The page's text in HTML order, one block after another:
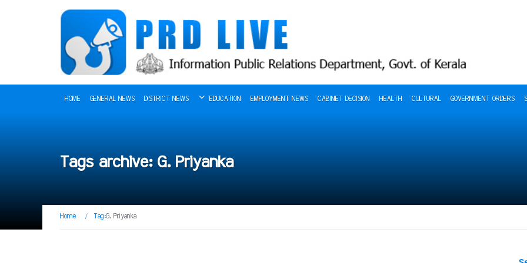
HOME GENERAL NEWS DISTRICT NEWS EDUCATION EMPLOYMENT NEWS CABINET DECISION HEALTH CULTURAL GOVERNMENT ORDERS
Tags archive: G. Priyanka
Home / Tag:G. Priyanka